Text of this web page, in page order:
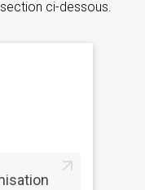
ci-dessous.